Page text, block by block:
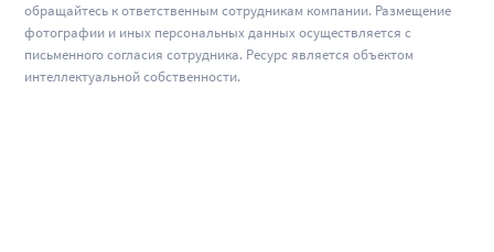
обращайтесь к ответственным сотрудникам компании. Размещение
фотографии и иных персональных данных осуществляется с
письменного согласия сотрудника. Ресурс является объектом
интеллектуальной собственности.